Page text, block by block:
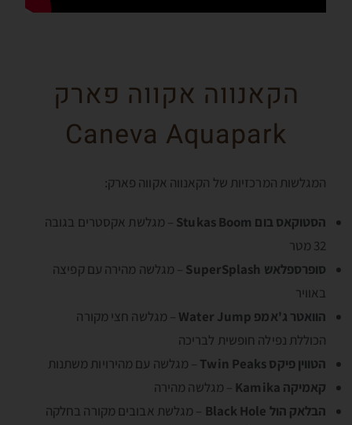
הקאנווה אקווה פארק
Caneva Aquapark
המגלשות המרכזיות של הקאנווה אקווה פארק:
הסטוקאס בום Stukas Boom
– מגלשת אקסטרים בגובה
32 מטר
סופרספלאש SuperSplash
– מגלשה מהירה עם קפיצה
באוויר
הוואטר ג'אמפ Water Jump
– מגלשה חצי מקורה
הכוללת נפילה חופשית לבריכה
הטווין פיקס Twin Peaks
– מגלשה עם מהירויות משתנות
קאמיקה Kamika
– מגלשה מהירה
הבלאק הול Black Hole
– מגלשת אבובים מקורה בחלקה